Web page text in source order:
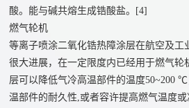
酸。能与碱共熔生成锆酸盐。[4]
燃气轮机
等离子喷涂二氧化锆热障涂层在航空及工
很大进展，在一定限度内已经用于燃气轮
层可以降低气冷高温部件的温度50~200
温部件的耐久性,或者容许提高燃气温度